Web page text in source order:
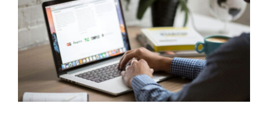
Toegankelijke Websites
voor Slechtzienden en
Blinden